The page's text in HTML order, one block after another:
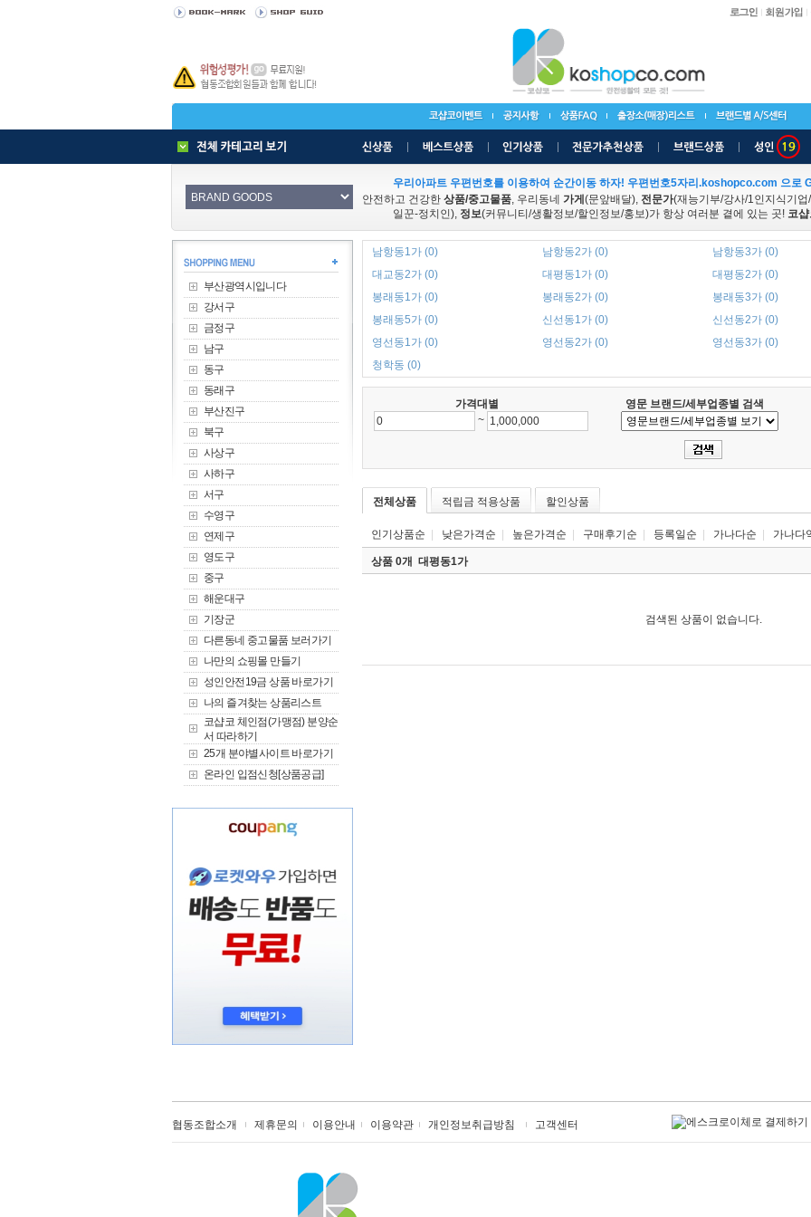
우리아파트 우편번호를 이용하여 순간이동 하자! 우편번호5자리.koshopco.com 으로
안전하고 건강한 상품/중고물품, 우리동네 가게 (문앞배달), 전문가(재능기부/강사/1인지식기업
일꾼-정치인), 정보(커뮤니티/생활정보/할인정보/홍보)가 항상 여러분 곁에 있는 곳! 코
부산광역시입니다
강서구
금정구
남구
동구
동래구
부산진구
북구
사상구
사하구
서구
수영구
연제구
영도구
중구
해운대구
기장군
다른동네 중고물품 보러가기
나만의 쇼핑몰 만들기
성인안전19금 상품 바로가기
나의 즐겨찾는 상품리스트
코샵코 체인점(가맹점) 분양순
서 따라하기
25개 분야별사이트 바로가기
온라인 입점신청[상품공급]
남항동1가 (0) 남항동2가 (0)
남항동3가 (0)
대교동2가 (0)
대평동1가 (0)
대평동2가 (0)
봉래동1가 (0)
봉래동2가 (0)
봉래동3가 (0)
봉래동5가 (0)
신선동1가 (0)
신선동2가 (0)
영선동1가 (0)
영선동2가 (0)
영선동3가 (0)
청학동 (0)
가격대별
영문 브랜드/세부업종별 검색
~
전체상품 적립금 적용상품 할인상품
인기상품순 낮은가격순 높은가격순 구매후기순 등록일순 가나다순 가나다
상품 0개 대평동1가
검색된 상품이 없습니다.
협동조합소개 제휴문의 이용안내 이용약관 개인정보취급방침 고객센터